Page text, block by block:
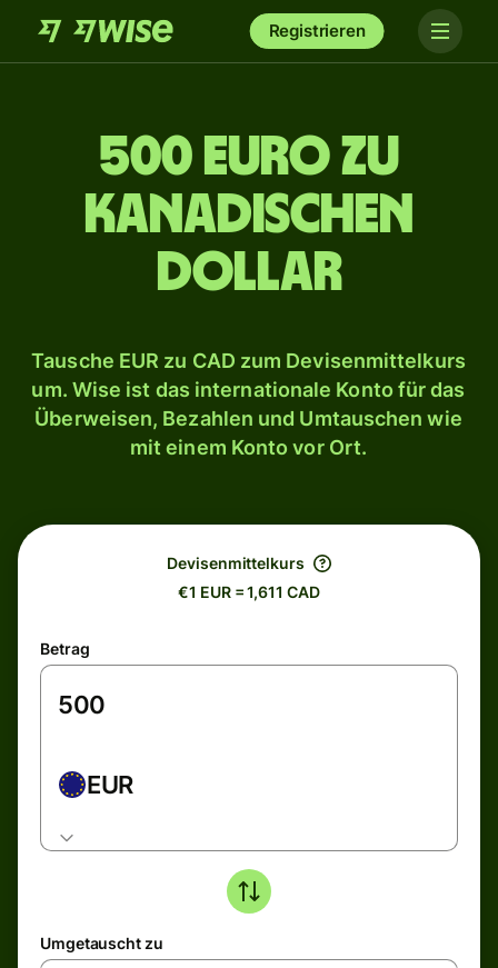
Registrieren
500 Euro zu
kanadischen
Dollar
Tausche EUR zu CAD zum Devisenmittelkurs
um. Wise ist das internationale Konto für das
Überweisen, Bezahlen und Umtauschen wie
mit einem Konto vor Ort.
Devisenmittelkurs
€1 EUR = 1,611 CAD
Betrag
EUR
Umgetauscht zu